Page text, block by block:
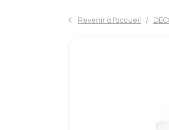
Revenir à l'accueil